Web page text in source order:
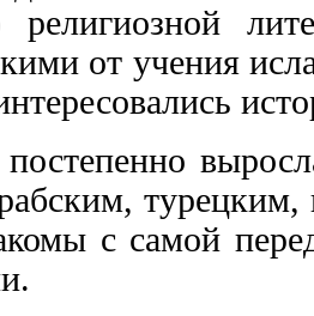
религиозной
от учения
с самой